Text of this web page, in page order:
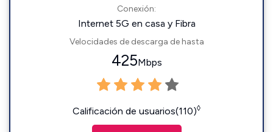
Conexión:
Internet 5G en casa y Fibra
Velocidades de descarga de hasta
425Mbps
Calificación de usuarios(110)◊